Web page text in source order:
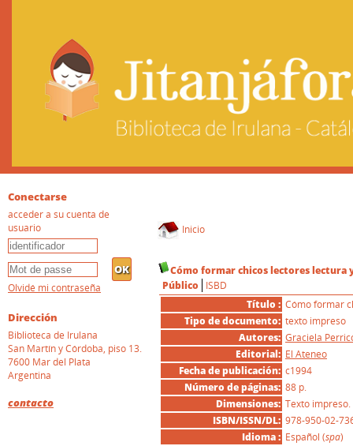
Inicio
Cómo formar chicos lectores lectura
Público
ISBD
Título : Cómo formar
Tipo de documento: texto impreso
Autores: Graciela
Editorial: El Ateneo
Fecha de publicación: c1994
Número de páginas: 88 p.
Dimensiones: Texto impreso.
ISBN/ISSN/DL: 978-950-02-
Idioma : Español (spa)
Conectarse
acceder a su cuenta de
usuario
Olvidé mi contraseña
Dirección
Biblioteca de Irulana
San Martín y Córdoba, piso 13.
7600 Mar del Plata
Argentina
contacto